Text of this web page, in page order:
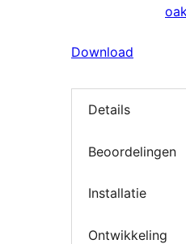
Download
Details
Beoordelingen
Installatie
Ontwikkeling